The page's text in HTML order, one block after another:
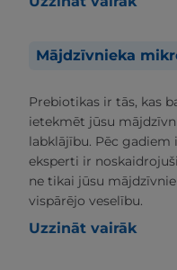
Mājdzīvnieka
Prebiotikas ir tās, kas
ietekmēt jūsu
labklājību. Pēc
eksperti ir
ne tikai jūsu
vispārējo veselību.
Uzzināt vairāk